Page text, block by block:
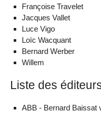
Françoise Travelet
Jacques Vallet
Luce Vigo
Loïc Wacquant
Bernard Werber
Willem
Liste des
ABB - Bernard Baissat